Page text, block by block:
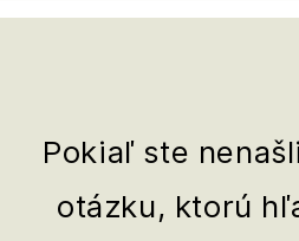
Pokiaľ ste
otázku, ktorú